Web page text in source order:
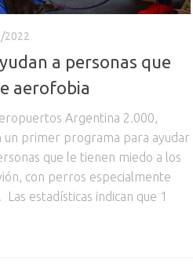
2022
a personas que
aerofobia
Argentina 2.000,
un primer programa para ayudar
que le tienen miedo a los
con perros especialmente
estadísticas indican que 1